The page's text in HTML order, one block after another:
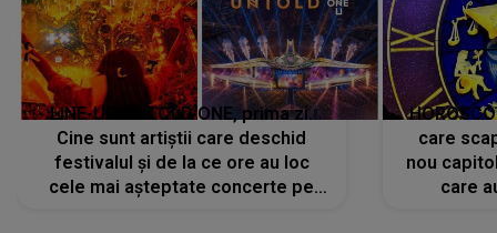
LINE-UP UNTOLD ONE, prima zi.
Cine sunt artiștii care deschid
festivalul și de la ce ore au loc
cele mai așteptate concerte pe
care
nou
care